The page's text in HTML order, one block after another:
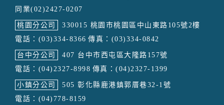
同業(02)2427-0207
桃園分公司
330015 桃園市桃園區中山東路105號2樓
電話：(03)334-8366 傳真：(03)334-0842
台中分公司
407 台中市西屯區大隆路157號
電話：(04)2327-8998 傳真：(04)2327-1399
小鎮分公司
505 彰化縣鹿港鎮郭厝巷32-1號
電話：(04)778-8159